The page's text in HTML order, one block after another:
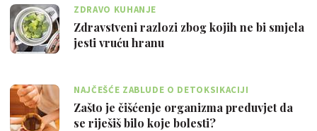
ZDRAVO KUHANJE
Zdravstveni razlozi zbog kojih ne bi smjela
jesti vruću hranu
NAJČEŠĆE ZABLUDE O DETOKSIKACIJI
Zašto je čišćenje organizma preduvjet da
se riješiš bilo koje bolesti?